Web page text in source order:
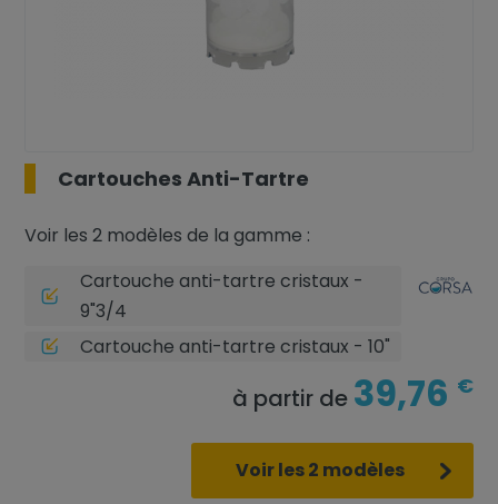
Cartouches Anti-Tartre
Voir les 2 modèles de la gamme :
Cartouche anti-tartre cristaux -
9"3/4
Cartouche anti-tartre cristaux - 10"
à partir de 39,76 €
Voir les 2 modèles